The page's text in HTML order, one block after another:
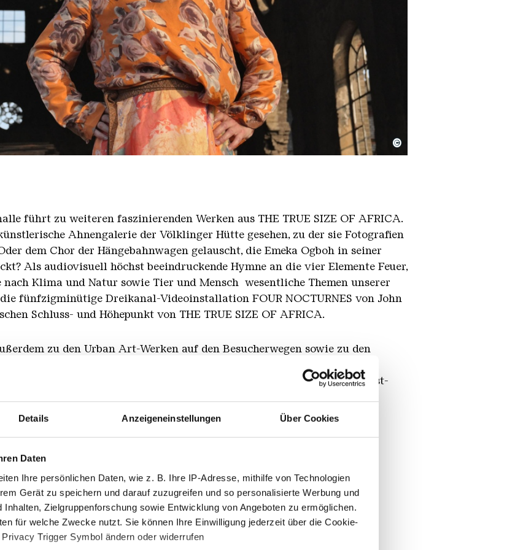
Details Anzeigeneinstellungen Über Cookies
Daten
Ihre persönlichen Daten, wie z. B. Ihre IP-Adresse, mithilfe von Technologien
Gerät zu speichern und darauf zuzugreifen und so personalisierte Werbung und
Inhalten, Zielgruppenforschung sowie Entwicklung von Angeboten zu ermöglichen.
für welche Zwecke nutzt. Sie können Ihre Einwilligung jederzeit über die Cookie-
Trigger Symbol ändern oder widerrufen
©
führt zu weiteren faszinierenden Werken aus THE TRUE SIZE OF AFRICA.
Ahnengalerie der Völklinger Hütte gesehen, zu der sie Fotografien
dem Chor der Hängebahnwagen gelauscht, die Emeka Ogboh in seiner
Als audiovisuell höchst beeindruckende Hymne an die vier Elemente Feuer,
nach Klima und Natur sowie Tier und Mensch wesentliche Themen unserer
fünfzigminütige Dreikanal-Videoinstallation FOUR NOCTURNES von John
Schluss- und Höhepunkt von THE TRUE SIZE OF AFRICA.
zu den Urban Art-Werken auf den Besucherwegen sowie zu den
Multimedia-Installation WE ALL (Except the Others) von Rémy
signifikante Orte aus der Geschichte der Völklinger Hütte zu einem Kunst-
Hängewagenwerkstatt zum Verweilen ein.
- Freitag 3 €
gesetzlichen Feiertagen 5 €
18 Jahre Teilnahme frei